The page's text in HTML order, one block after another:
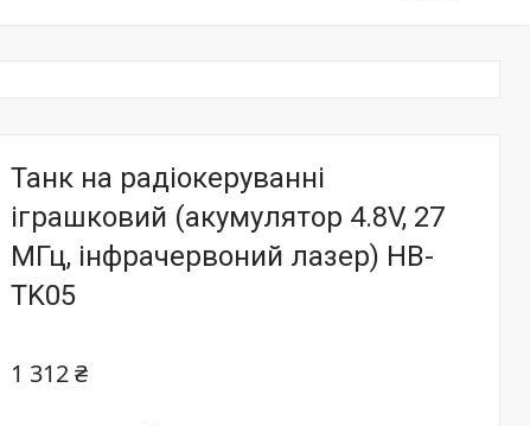
Танк на радіокеруванні
іграшковий (акумулятор 4.8V, 27
МГц, інфрачервоний лазер) HB-
TK05
1 312 ₴